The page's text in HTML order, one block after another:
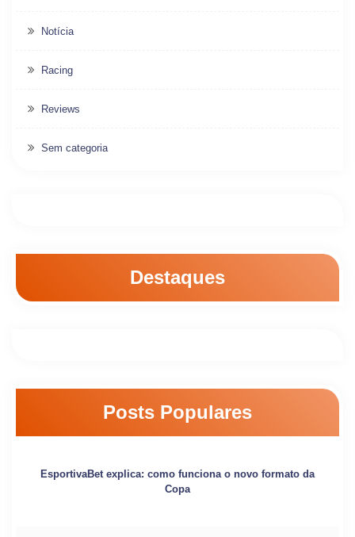
Notícia
Racing
Reviews
Sem categoria
Destaques
Posts Populares
EsportivaBet explica: como funciona o novo formato da
Copa